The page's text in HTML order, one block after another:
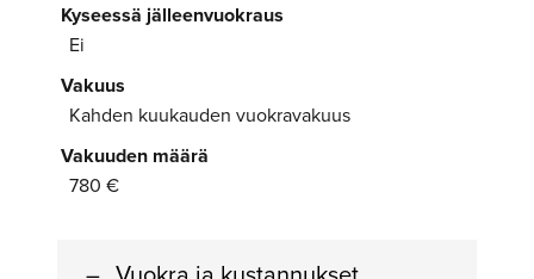
Kyseessä jälleenvuokraus
Ei
Vakuus
Kahden kuukauden vuokravakuus
Vakuuden määrä
780 €